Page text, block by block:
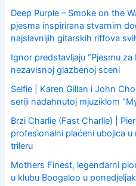
Deep Purple – Smoke on the
pjesma inspirirana stvarnim
najslavnijih gitarskih riffova
Ignor predstavljaju “Pjesmu
nezavisnoj glazbenoj sceni
Selfie | Karen Gillan i John
seriji nadahnutoj mjuziklom
Brzi Charlie (Fast Charlie) |
profesionalni plaćeni ubojica
trileru
Mothers Finest, legendarni
u klubu Boogaloo u